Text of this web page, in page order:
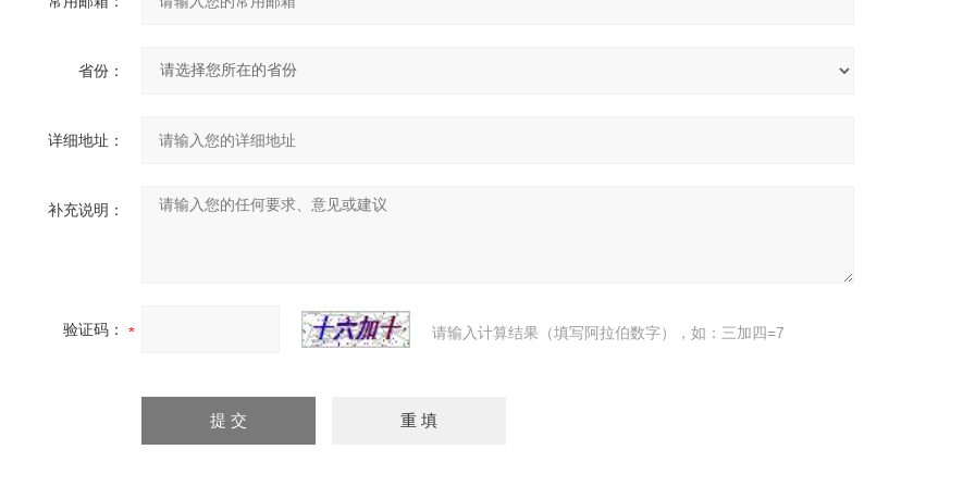
省份：
详细地址：
补充说明：
验证码： 请输入计算结果（填写阿拉伯数字），如：三加四=7